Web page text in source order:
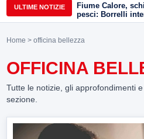
ULTIME NOTIZIE
Fiume Calore,
pesci: Borrelli
“Benevento paga
Home > officina bellezza
OFFICINA
Tutte le notizie, gli approfondimenti
sezione.